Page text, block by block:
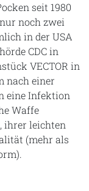
seit 1980
noch zwei
in der USA
CDC in
VECTOR in
nach einer
eine Infektion
Waffe
ihrer leichten
(mehr als